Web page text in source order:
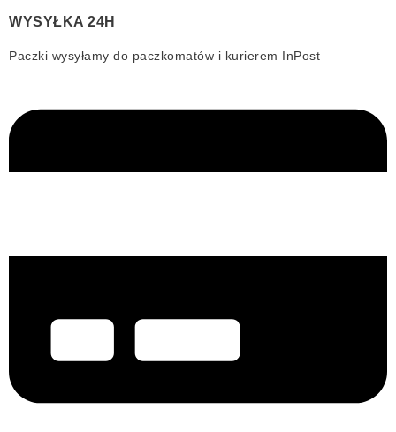
WYSYŁKA 24H
Paczki wysyłamy do paczkomatów i kurierem InPost